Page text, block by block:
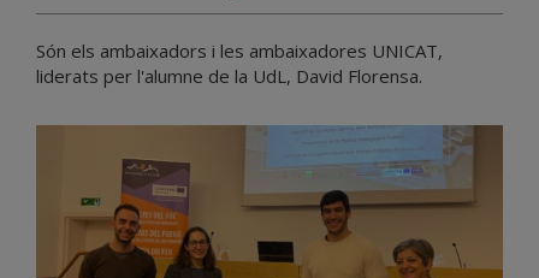
Són els ambaixadors i les ambaixadores UNICAT,
liderats per l'alumne de la UdL, David Florensa.